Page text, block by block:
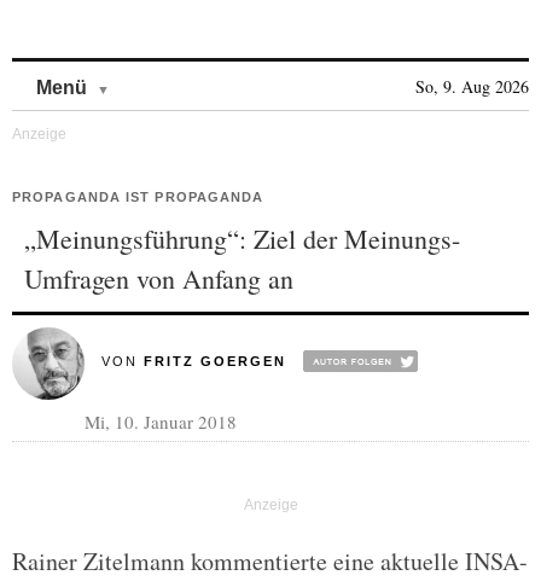
Menü So, 9. Aug 2026
PROPAGANDA IST PROPAGANDA
„Meinungsführung“: Ziel der Meinungs-
Umfragen von Anfang an
VON FRITZ GOERGEN
Mi, 10. Januar 2018
Rainer Zitelmann kommentierte eine aktuelle INSA-